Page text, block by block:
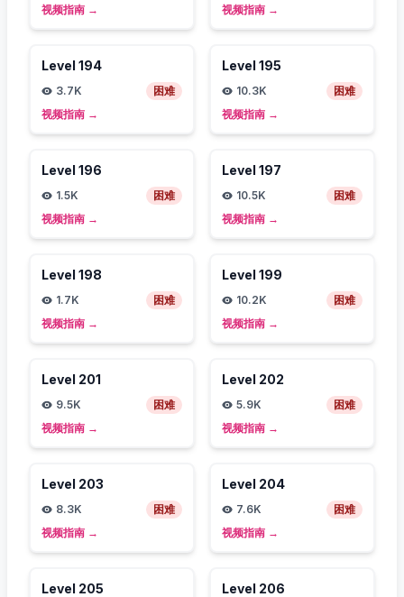
视频指南 → 视频指南 →
Level 194
3.7K
困难
视频指南 →
Level 195
10.3K
困难
视频指南 →
Level 196
1.5K
困难
视频指南 →
Level 197
10.5K
困难
视频指南 →
Level 198
1.7K
困难
视频指南 →
Level 199
10.2K
困难
视频指南 →
Level 201
9.5K
困难
视频指南 →
Level 202
5.9K
困难
视频指南 →
Level 203
8.3K
困难
视频指南 →
Level 204
7.6K
困难
视频指南 →
Level 205 Level 206